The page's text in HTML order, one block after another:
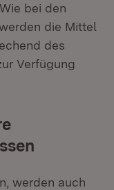
bei den
die Mittel
des
Verfügung
werden auch